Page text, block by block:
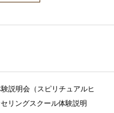
説明会（スピリチュアルヒ
リングスクール体験説明